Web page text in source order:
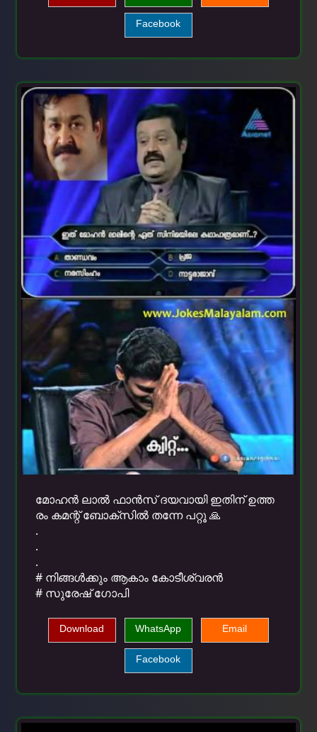
Facebook
മോഹൻ ലാൽ ഫാൻസ് ദയവായി ഇതിന് ഉത്ത
രം കമന്റ് ബോക്സിൽ തന്നേ പറ്റൂ 🙏
.
.
.
# നിങ്ങൾക്കും ആകാം കോടീശ്വരൻ
# സുരേഷ് ഗോപി
Download WhatsApp Email
Facebook